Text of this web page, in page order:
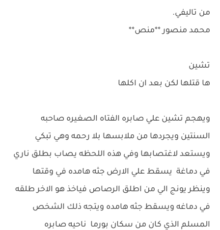
من تاليفي.
محمد منصور **منص**
تشين
ها قتلها لكن بعد ان اكلها
ويهجم تشين علي صابره الفتاه الصغيره صاحبه
السنتين ويجردها من ملابسها بلا رحمه وهي تبكي
ويستعد لاغتصابها وفي هذه اللحظه يصاب بطلق ناري
في دماغة يسقط علي الارض جثه هامده في وقتها
وينظر يونج الي من اطلق الرصاص فياخذ هو الاخر طلقه
في دماغه ويسقط جثه هامده ويتجه ذلك الشخص
المسلم الذي كان من سكان بورما ناحيه صابره